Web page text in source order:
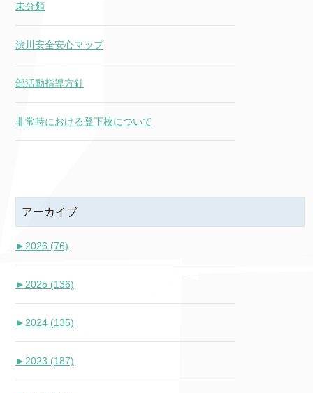
未分類
渋川安全安心マップ
部活動指導方針
非常時における登下校について
アーカイブ
► 2026 (76)
► 2025 (136)
► 2024 (135)
► 2023 (187)